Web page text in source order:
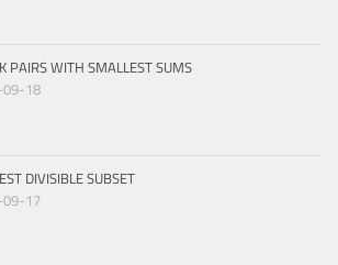
PAIRS WITH SMALLEST SUMS
18
DIVISIBLE SUBSET
17